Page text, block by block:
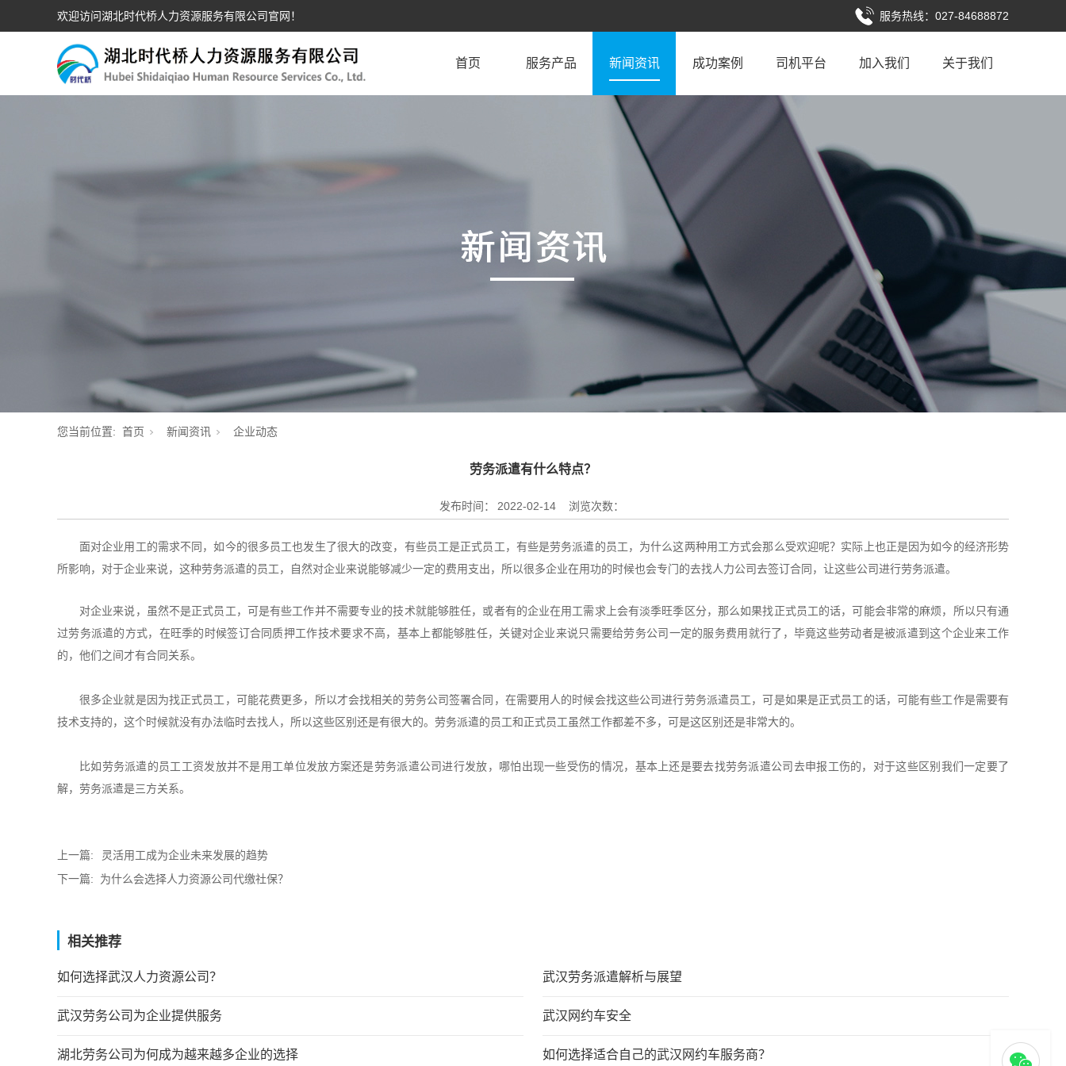
欢迎访问湖北时代桥人力资源服务有限公司官网！ 服务热线：027-84688872
首页 服务产品 新闻资讯 成功案例 司机平台 加入我们 关于我们
您当前位置: 首页 新闻资讯 企业动态
劳务派遣有什么特点？
发布时间： 2022-02-14 浏览次数：
面对企业用工的需求不同，如今的很多员工也发生了很大的改变，有些员工是正式员工，有些是劳务派遣的员工，为什么这两种用工方式会那么受欢迎呢？实际上也正是因为如今的经济形势
所影响，对于企业来说，这种劳务派遣的员工，自然对企业来说能够减少一定的费用支出，所以很多企业在用功的时候也会专门的去找人力公司去签订合同，让这些公司进行劳务派遣。
对企业来说，虽然不是正式员工，可是有些工作并不需要专业的技术就能够胜任，或者有的企业在用工需求上会有淡季旺季区分，那么如果找正式员工的话，可能会非常的麻烦，所以只有通
过劳务派遣的方式，在旺季的时候签订合同质押工作技术要求不高，基本上都能够胜任，关键对企业来说只需要给劳务公司一定的服务费用就行了，毕竟这些劳动者是被派遣到这个企业来工作
的，他们之间才有合同关系。
很多企业就是因为找正式员工，可能花费更多，所以才会找相关的劳务公司签署合同，在需要用人的时候会找这些公司进行劳务派遣员工，可是如果是正式员工的话，可能有些工作是需要有
技术支持的，这个时候就没有办法临时去找人，所以这些区别还是有很大的。劳务派遣的员工和正式员工虽然工作都差不多，可是这区别还是非常大的。
比如劳务派遣的员工工资发放并不是用工单位发放方案还是劳务派遣公司进行发放，哪怕出现一些受伤的情况，基本上还是要去找劳务派遣公司去申报工伤的，对于这些区别我们一定要了
解，劳务派遣是三方关系。
上一篇:
灵活用工成为企业未来发展的趋势
下一篇:
为什么会选择人力资源公司代缴社保？
相关推荐
如何选择武汉人力资源公司？ 武汉劳务派遣解析与展望
武汉劳务公司为企业提供服务 武汉网约车安全
湖北劳务公司为何成为越来越多企业的选择 如何选择适合自己的武汉网约车服务商？